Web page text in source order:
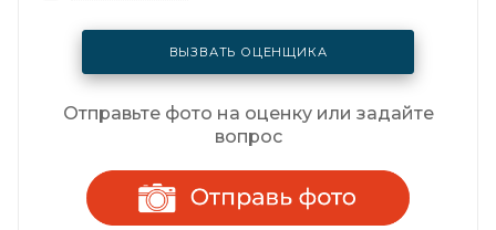
ВЫЗВАТЬ ОЦЕНЩИКА
Отправьте фото на оценку или задайте
вопрос